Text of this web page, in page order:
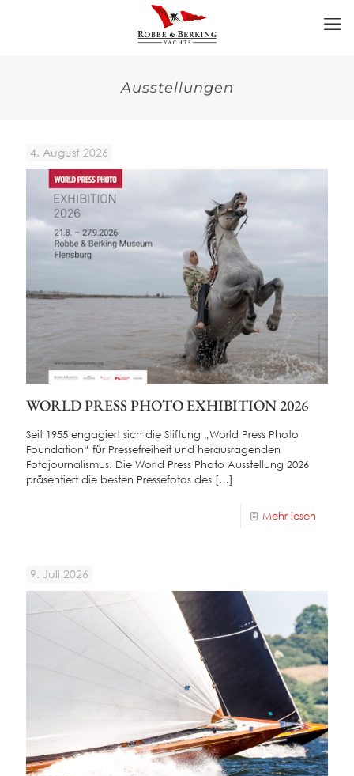
Ausstellungen
4. August 2026
WORLD PRESS PHOTO EXHIBITION 2026
Seit 1955 engagiert sich die Stiftung „World Press Photo
Foundation“ für Pressefreiheit und herausragenden
Fotojournalismus. Die World Press Photo Ausstellung 2026
präsentiert die besten Pressefotos des […]
Mehr lesen
9. Juli 2026